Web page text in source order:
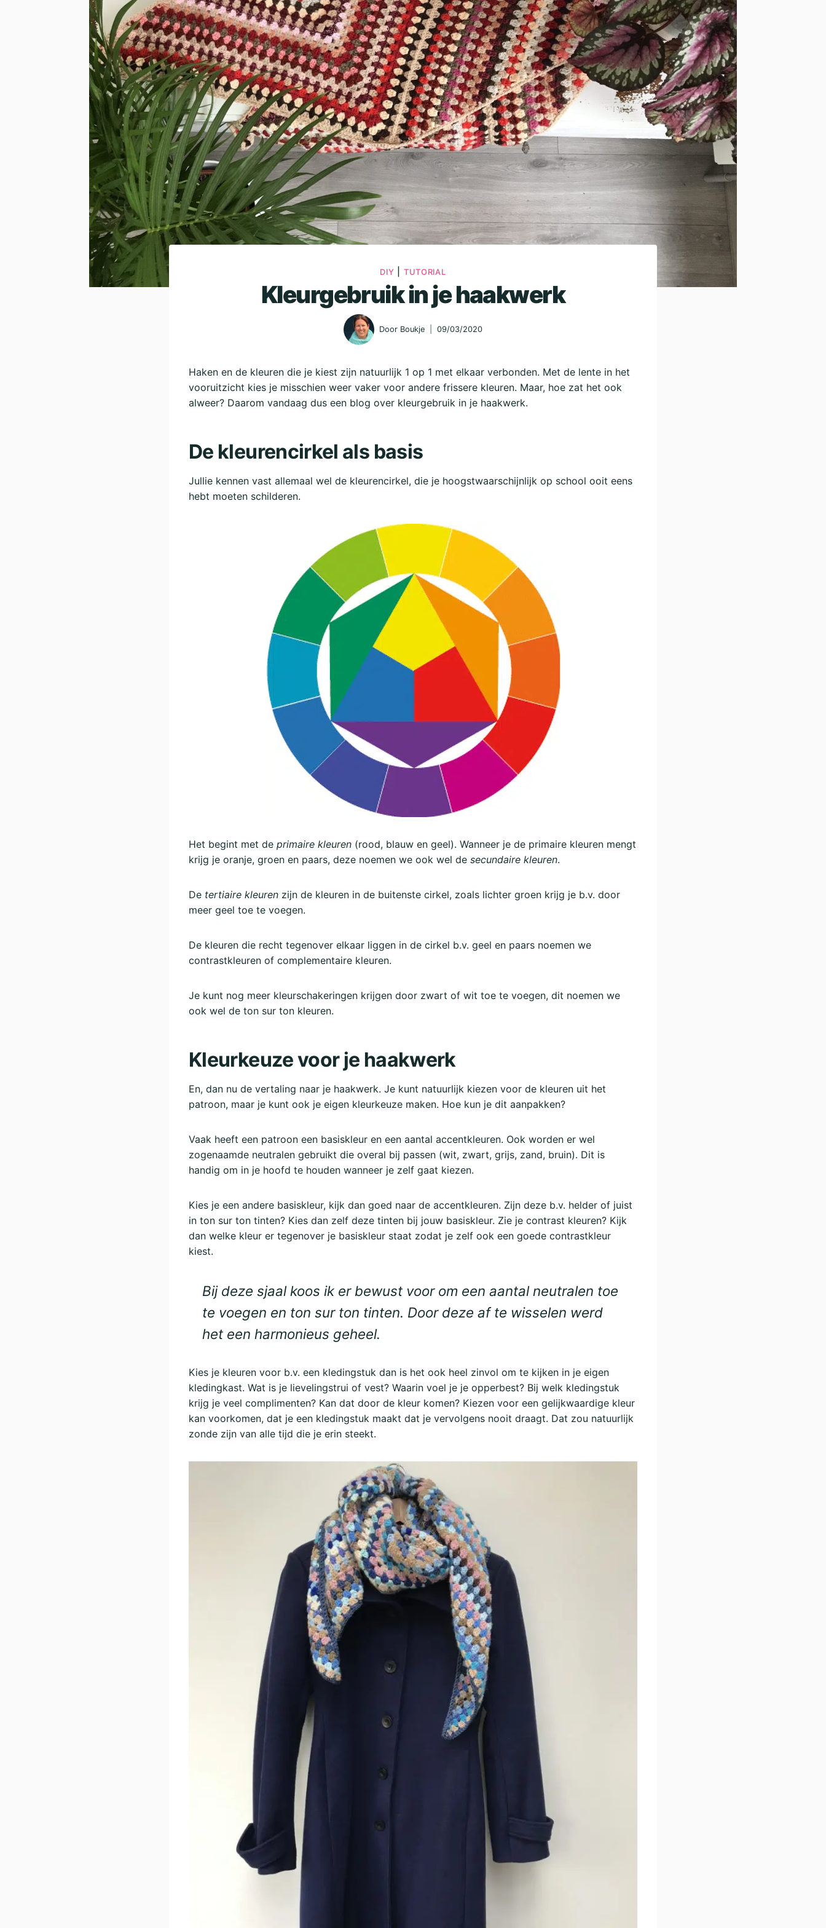
DIY TUTORIAL
Kleurgebruik in je haakwerk
Door Boukje 09/03/2020
Haken en de kleuren die je kiest zijn natuurlijk 1 op 1 met elkaar verbonden. Met de lente in het
vooruitzicht kies je misschien weer vaker voor andere frissere kleuren. Maar, hoe zat het ook
alweer? Daarom vandaag dus een blog over kleurgebruik in je haakwerk.
De kleurencirkel als basis
Jullie kennen vast allemaal wel de kleurencirkel, die je hoogstwaarschijnlijk op school ooit eens
hebt moeten schilderen.
Het begint met de primaire kleuren (rood, blauw en geel). Wanneer je de primaire kleuren mengt
krijg je oranje, groen en paars, deze noemen we ook wel de secundaire kleuren.
De tertiaire kleuren zijn de kleuren in de buitenste cirkel, zoals lichter groen krijg je b.v. door
meer geel toe te voegen.
De kleuren die recht tegenover elkaar liggen in de cirkel b.v. geel en paars noemen we
contrastkleuren of complementaire kleuren.
Je kunt nog meer kleurschakeringen krijgen door zwart of wit toe te voegen, dit noemen we
ook wel de ton sur ton kleuren.
Kleurkeuze voor je haakwerk
En, dan nu de vertaling naar je haakwerk. Je kunt natuurlijk kiezen voor de kleuren uit het
patroon, maar je kunt ook je eigen kleurkeuze maken. Hoe kun je dit aanpakken?
Vaak heeft een patroon een basiskleur en een aantal accentkleuren. Ook worden er wel
zogenaamde neutralen gebruikt die overal bij passen (wit, zwart, grijs, zand, bruin). Dit is
handig om in je hoofd te houden wanneer je zelf gaat kiezen.
Kies je een andere basiskleur, kijk dan goed naar de accentkleuren. Zijn deze b.v. helder of juist
in ton sur ton tinten? Kies dan zelf deze tinten bij jouw basiskleur. Zie je contrast kleuren? Kijk
dan welke kleur er tegenover je basiskleur staat zodat je zelf ook een goede contrastkleur
kiest.
Bij deze sjaal koos ik er bewust voor om een aantal neutralen toe
te voegen en ton sur ton tinten. Door deze af te wisselen werd
het een harmonieus geheel.
Kies je kleuren voor b.v. een kledingstuk dan is het ook heel zinvol om te kijken in je eigen
kledingkast. Wat is je lievelingstrui of vest? Waarin voel je je opperbest? Bij welk kledingstuk
krijg je veel complimenten? Kan dat door de kleur komen? Kiezen voor een gelijkwaardige kleur
kan voorkomen, dat je een kledingstuk maakt dat je vervolgens nooit draagt. Dat zou natuurlijk
zonde zijn van alle tijd die je erin steekt.